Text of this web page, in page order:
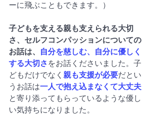
ーに飛ぶこともできます。）
子どもを支える親も支えられる大切
さ、セルフコンパッションについての
お話は、
自分を慈しむ、自分に優しく
する大切さ をお話くださいました。子
どもだけでなく 親も支援が必要だとい
うお話は一人で抱え込まなくて大丈夫
と寄り添ってもらっているような優し
い気持ちになりました。